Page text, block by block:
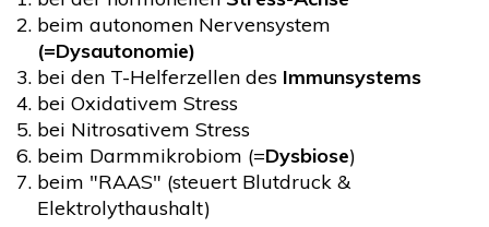
>
2020(26)
>2019(45)
>2018(3)
>2017(4)
2016(1)
beim autonomen Nervensystem
(=Dysautonomie)
bei den T-Helferzellen des Immunsystems
bei Oxidativem Stress
bei Nitrosativem Stress
beim Darmmikrobiom (=Dysbiose)
beim "RAAS" (steuert Blutdruck &
Elektrolythaushalt)